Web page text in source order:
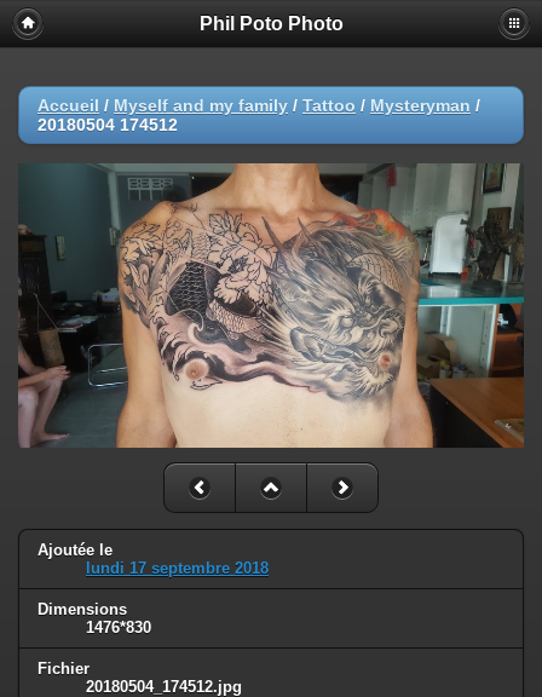
Phil Poto Photo
Accueil / Myself and my family / Tattoo / Mysteryman /
20180504 174512
Ajoutée le
lundi 17 septembre 2018
Dimensions
1476*830
Fichier
20180504_174512.jpg